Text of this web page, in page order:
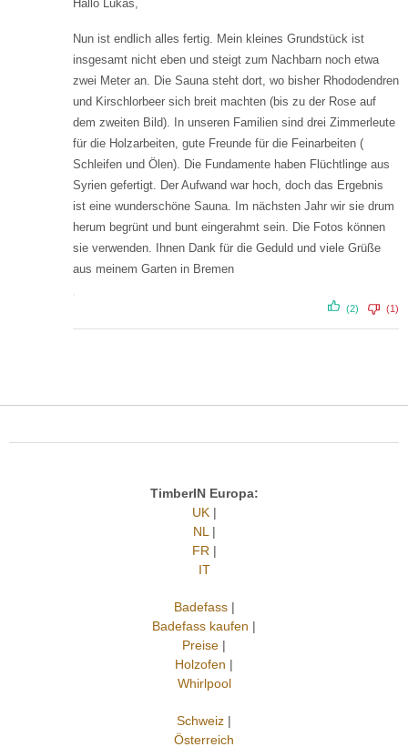
Hallo Lukas,
Nun ist endlich alles fertig. Mein kleines Grundstück ist
insgesamt nicht eben und steigt zum Nachbarn noch etwa
zwei Meter an. Die Sauna steht dort, wo bisher Rhododendren
und Kirschlorbeer sich breit machten (bis zu der Rose auf
dem zweiten Bild). In unseren Familien sind drei Zimmerleute
für die Holzarbeiten, gute Freunde für die Feinarbeiten (
Schleifen und Ölen). Die Fundamente haben Flüchtlinge aus
Syrien gefertigt. Der Aufwand war hoch, doch das Ergebnis
ist eine wunderschöne Sauna. Im nächsten Jahr wir sie drum
herum begrünt und bunt eingerahmt sein. Die Fotos können
sie verwenden. Ihnen Dank für die Geduld und viele Grüße
aus meinem Garten in Bremen
(2) (1)
TimberIN Europa:
UK|
NL|
FR|
IT
Badefass|
Badefass kaufen |
Preise |
Holzofen |
Whirlpool
Schweiz |
Österreich